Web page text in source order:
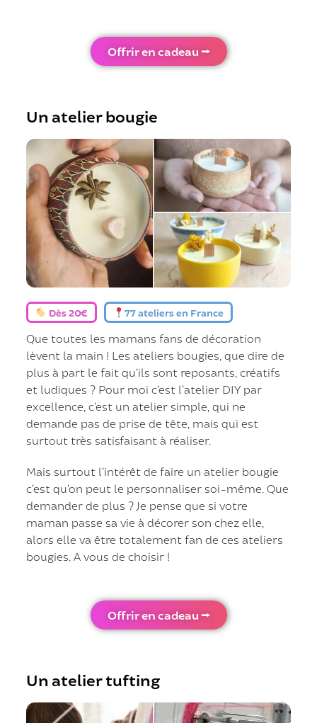
Offrir en cadeau ⭢
Un atelier bougie
Dès 20€ 77 ateliers en France
Que toutes les mamans fans de décoration
lèvent la main ! Les ateliers bougies, que dire de
plus à part le fait qu’ils sont reposants, créatifs
et ludiques ? Pour moi c’est l’atelier DIY par
excellence, c’est un atelier simple, qui ne
demande pas de prise de tête, mais qui est
surtout très satisfaisant à réaliser.
Mais surtout l’intérêt de faire un atelier bougie
c’est qu’on peut le personnaliser soi-même. Que
demander de plus ? Je pense que si votre
maman passe sa vie à décorer son chez elle,
alors elle va être totalement fan de ces ateliers
bougies. A vous de choisir !
Offrir en cadeau ⭢
Un atelier tufting